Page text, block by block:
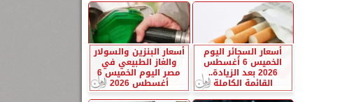
أسعار السجائر اليوم
الخميس 6 أغسطس
2026 بعد الزيادة..
القائمة الكاملة
أسعار البنزين والسولار
والغاز الطبيعي في
مصر اليوم الخميس 6
أغسطس 2026